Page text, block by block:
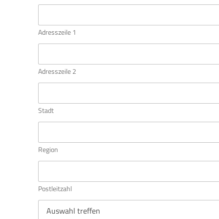
Adresszeile 1
Adresszeile 2
Stadt
Region
Postleitzahl